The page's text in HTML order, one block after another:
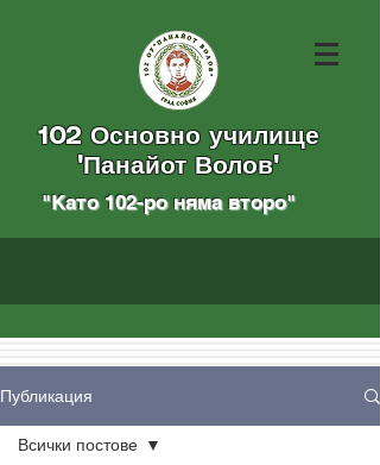
102 Основно училище
"Панайот Волов"
"Като 102-ро няма вторo"
Публикация
Всички постове